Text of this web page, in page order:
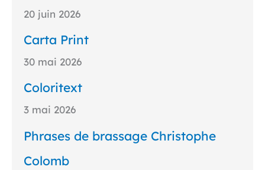
20 juin 2026
Carta Print
30 mai 2026
Coloritext
3 mai 2026
Phrases de brassage Christophe
Colomb